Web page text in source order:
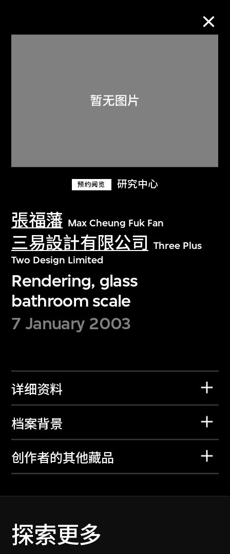
预约阅览 研究中心
張福藩 Max Cheung Fuk Fan
三易設計有限公司
Three Plus
Two Design Limited
Rendering, glass
bathroom scale
7 January 2003
详细资料
档案背景
创作者的其他藏品
探索更多
关于M+藏品
探索世界顶级的二十及二十一世纪视觉
文化藏品。